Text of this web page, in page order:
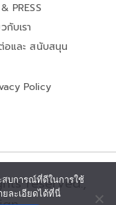
PRESS
กับเรา
อและ สนับสนุน
Policy
reserved.,
บการณ์ที่ดีในการใช้
ละเอียดได้ที่นี่